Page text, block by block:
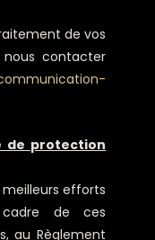
de vos
nous contacter
de protection
efforts
de ces
au Règlement